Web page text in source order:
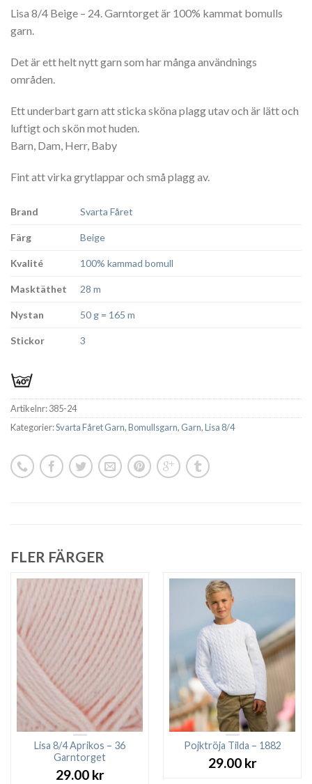
Lisa 8/4 Beige – 24. Garntorget är 100% kammat bomulls
garn.
Det är ett helt nytt garn som har många användnings
områden.
Ett underbart garn att sticka sköna plagg utav och är lätt och
luftigt och skön mot huden.
Barn, Dam, Herr, Baby
Fint att virka grytlappar och små plagg av.
Brand Svarta Fåret
Färg Beige
Kvalité 100% kammad bomull
Masktäthet 28 m
Nystan 50 g = 165 m
Stickor 3
Artikelnr:385-24
Kategorier:Svarta Fåret Garn,Bomullsgarn, Garn,Lisa 8/4
FLER FÄRGER
Lisa 8/4 Aprikos – 36
Garntorget
29.00 kr
Pojktröja Tilda – 1882
29.00 kr